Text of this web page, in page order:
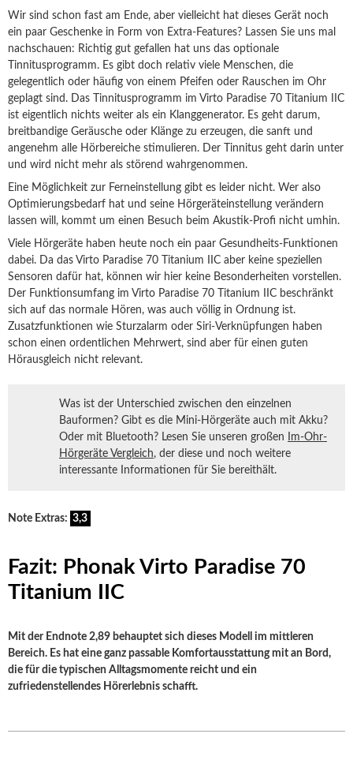
Wir sind schon fast am Ende, aber vielleicht hat dieses Gerät noch
ein paar Geschenke in Form von Extra-Features? Lassen Sie uns mal
nachschauen: Richtig gut gefallen hat uns das optionale
Tinnitusprogramm. Es gibt doch relativ viele Menschen, die
gelegentlich oder häufig von einem Pfeifen oder Rauschen im Ohr
geplagt sind. Das Tinnitusprogramm im Virto Paradise 70 Titanium IIC
ist eigentlich nichts weiter als ein Klanggenerator. Es geht darum,
breitbandige Geräusche oder Klänge zu erzeugen, die sanft und
angenehm alle Hörbereiche stimulieren. Der Tinnitus geht darin unter
und wird nicht mehr als störend wahrgenommen.
Eine Möglichkeit zur Ferneinstellung gibt es leider nicht. Wer also
Optimierungsbedarf hat und seine Hörgeräteinstellung verändern
lassen will, kommt um einen Besuch beim Akustik-Profi nicht umhin.
Viele Hörgeräte haben heute noch ein paar Gesundheits-Funktionen
dabei. Da das Virto Paradise 70 Titanium IIC aber keine speziellen
Sensoren dafür hat, können wir hier keine Besonderheiten vorstellen.
Der Funktionsumfang im Virto Paradise 70 Titanium IIC beschränkt
sich auf das normale Hören, was auch völlig in Ordnung ist.
Zusatzfunktionen wie Sturzalarm oder Siri-Verknüpfungen haben
schon einen ordentlichen Mehrwert, sind aber für einen guten
Hörausgleich nicht relevant.
Was ist der Unterschied zwischen den einzelnen
Bauformen? Gibt es die Mini-Hörgeräte auch mit Akku?
Oder mit Bluetooth? Lesen Sie unseren großen
Im-Ohr-
Hörgeräte Vergleich, der diese und noch weitere
interessante Informationen für Sie bereithält.
Note Extras: 3,3
Fazit: Phonak Virto Paradise 70
Titanium IIC
Mit der Endnote 2,89 behauptet sich dieses Modell im mittleren
Bereich. Es hat eine ganz passable Komfortausstattung mit an Bord,
die für die typischen Alltagsmomente reicht und ein
zufriedenstellendes Hörerlebnis schafft.